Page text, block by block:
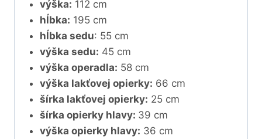
výška: 112 cm
hĺbka: 195 cm
hĺbka sedu: 55 cm
výška sedu: 45 cm
výška operadla: 58 cm
výška lakťovej opierky: 66 cm
šírka lakťovej opierky: 25 cm
šírka opierky hlavy: 39 cm
výška opierky hlavy: 36 cm